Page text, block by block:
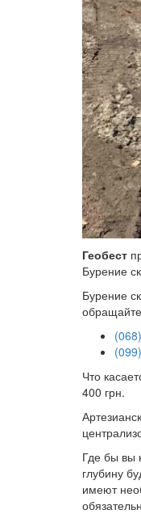
Геобест
Бурение
Бурение
Что
400 грн.
Где бы вы
глубину
имеют